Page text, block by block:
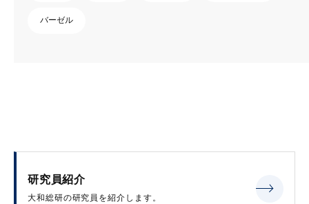
バーゼル
研究員紹介
大和総研の研究員を紹介します。